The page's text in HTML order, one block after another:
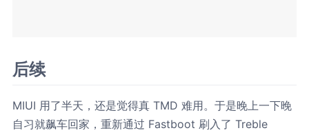
后续
MIUI 用了半天，还是觉得真 TMD 难用。于是晚上一下晚
自习就飙车回家，重新通过 Fastboot 刷入了 Treble